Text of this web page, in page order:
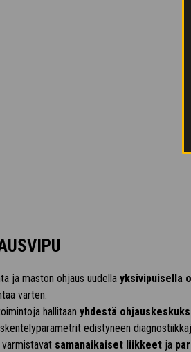
ja maston ohjaus uudella yksivipuisella
varten.
hallitaan yhdestä
edistyneen
samanaikaiset liikkeetja